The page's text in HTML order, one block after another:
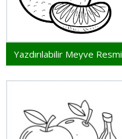
Yazdırılabilir Meyve Resmi